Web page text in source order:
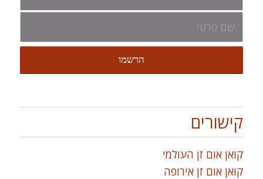
קישורים
קואן אום זן העולמי
קואן אום זן אירופה